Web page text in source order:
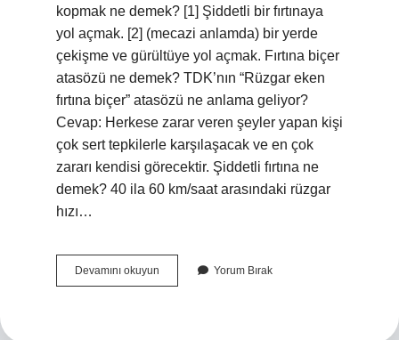
kopmak ne demek? [1] Şiddetli bir fırtınaya
yol açmak. [2] (mecazi anlamda) bir yerde
çekişme ve gürültüye yol açmak. Fırtına biçer
atasözü ne demek? TDK’nın “Rüzgar eken
fırtına biçer” atasözü ne anlama geliyor?
Cevap: Herkese zarar veren şeyler yapan kişi
çok sert tepkilerle karşılaşacak ve en çok
zararı kendisi görecektir. Şiddetli fırtına ne
demek? 40 ila 60 km/saat arasındaki rüzgar
hızı…
Devamını okuyun
Koparmak
Yorum Bırak